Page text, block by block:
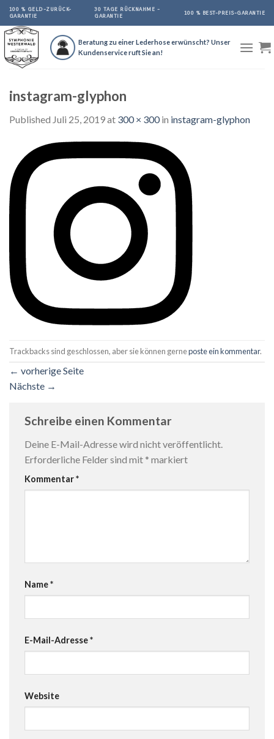
Skip
content
100 % GELD-ZURÜCK-
GARANTIE
30 TAGE RÜCKNAHME -
GARANTIE
100 % BEST-PREIS-GARANTIE
Beratung zu einer Lederhose erwünscht? Unser
Kundenservice ruft Sie an!
instagram-glyphon
Published Juli 25, 2019at 300 × 300in instagram-glyphon
Trackbacks sind geschlossen, aber sie können gerneposte ein kommentar.
← vorherige Seite
Nächste →
Schreibe einen Kommentar
Deine E-Mail-Adresse wird nicht veröffentlicht.
Erforderliche Felder sind mit * markiert
Kommentar*
Name*
E-Mail-Adresse*
Website